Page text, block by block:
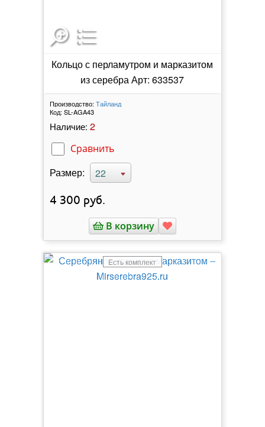
Кольцо с перламутром и марказитом
из серебра Арт: 633537
Производство: Тайланд
Код: SL-AGA43
Наличие: 2
Сравнить
Размер: 22
4 300 руб.
В корзину
Есть комплект